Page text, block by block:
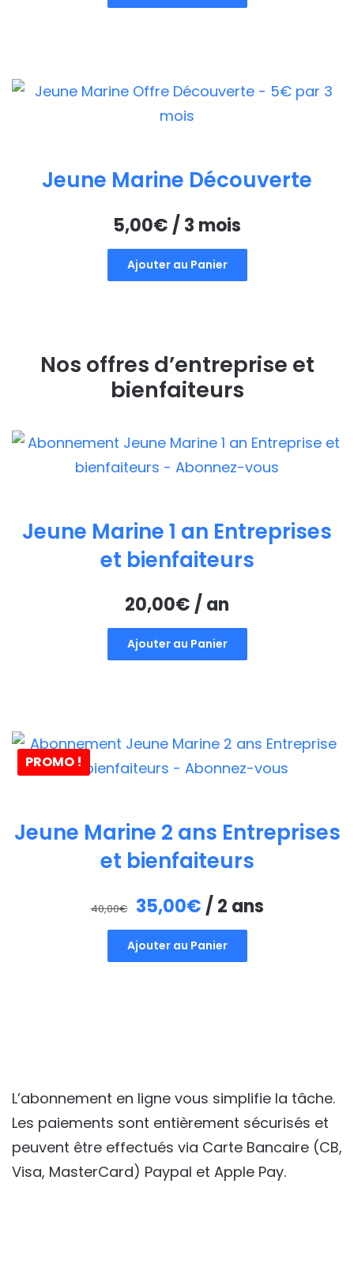
Jeune Marine Découverte
5,00€ / 3 mois
Ajouter au Panier
Nos offres d’entreprise et
bienfaiteurs
Jeune Marine 1 an Entreprises
et bienfaiteurs
20,00€/ an
Ajouter au Panier
PROMO !
Jeune Marine 2 ans Entreprises
et bienfaiteurs
40,00€
Le
prix
initial
35,00€Le
prix
actuel
/ 2 ans
Ajouter au Panier
L’abonnement en ligne vous simplifie la tâche.
Les paiements sont entièrement sécurisés et
peuvent être effectués via Carte Bancaire (CB,
Visa, MasterCard) Paypal et Apple Pay.